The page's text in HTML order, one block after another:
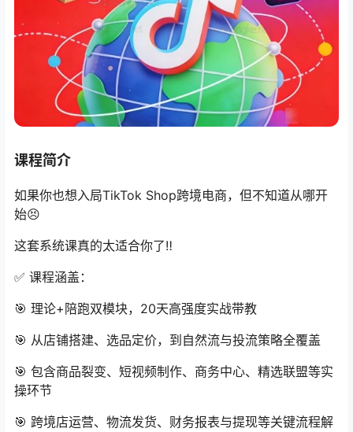
课程简介
如果你也想入局TikTok Shop跨境电商，但不知道从哪开
始😣
这套系统课真的太适合你了‼️
✅ 课程涵盖：
🎯 理论+陪跑双模块，20天高强度实战带教
🎯 从店铺搭建、选品定价，到自然流与投流策略全覆盖
🎯 包含商品裂变、短视频制作、商务中心、精选联盟等实
操环节
🎯 跨境店运营、物流发货、财务报表与提现等关键流程解